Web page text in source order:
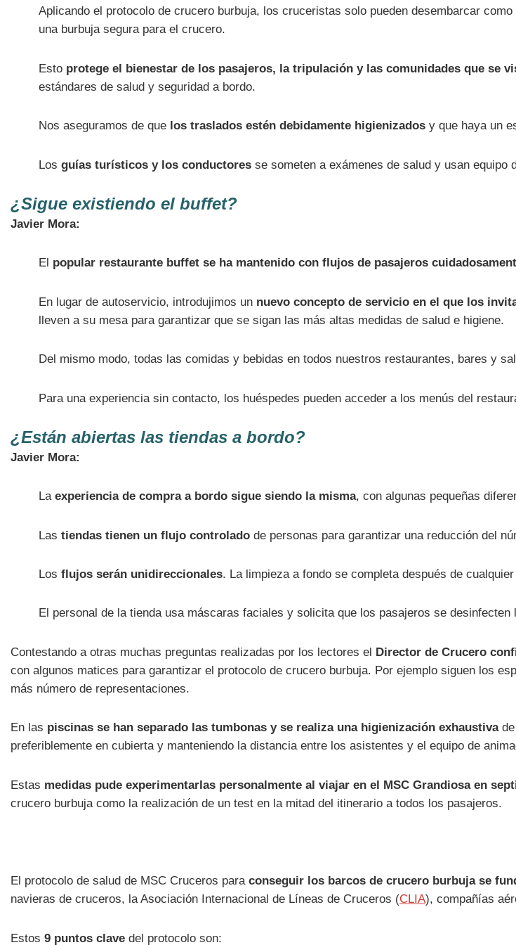
Aplicando el protocolo de crucero burbuja, los cruceristas solo pueden desembarcar
una burbuja segura para el crucero.
Esto protege el bienestar de los pasajeros, la tripulación y las comunidades que se
estándares de salud y seguridad a bordo.
Nos aseguramos de que los traslados estén debidamente higienizados y que haya un
Los guías turísticos y los conductores se someten a exámenes de salud y usan equipo
¿Sigue existiendo el buffet?
Javier Mora:
El popular restaurante buffet se ha mantenido con flujos de pasajeros
En lugar de autoservicio, introdujimos un nuevo concepto de servicio en el que los
lleven a su mesa para garantizar que se sigan las más altas medidas de salud e higiene.
Del mismo modo, todas las comidas y bebidas en todos nuestros restaurantes, bares y
Para una experiencia sin contacto, los huéspedes pueden acceder a los menús del
¿Están abiertas las tiendas a bordo?
Javier Mora:
La experiencia de compra a bordo sigue siendo la misma, con algunas pequeñas
Las tiendas tienen un flujo controlado de personas para garantizar una reducción del
Los flujos serán unidireccionales. La limpieza a fondo se completa después de
El personal de la tienda usa máscaras faciales y solicita que los pasajeros se
Contestando a otras muchas preguntas realizadas por los lectores el Director de Crucero
con algunos matices para garantizar el protocolo de crucero burbuja. Por ejemplo siguen los
más número de representaciones.
En las piscinas se han separado las tumbonas y se realiza una higienización exhaustivade
preferiblemente en cubierta y manteniendo la distancia entre los asistentes y el equipo de
Estas medidas pude experimentarlas personalmente al viajar en el MSC Grandiosa en
crucero burbuja como la realización de un test en la mitad del itinerario a todos los pasajeros.
El protocolo de salud de MSC Cruceros para conseguir los barcos de crucero burbuja se
navieras de cruceros, la Asociación Internacional de Líneas de Cruceros (CLIA), compañías
Estos 9 puntos clave del protocolo son: